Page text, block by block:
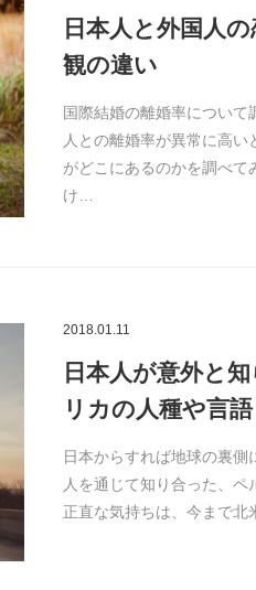
日本人と外国人
観の違い
国際結婚の離婚率について
人との離婚率が異常に高い
がどこにあるのかを調べて
け…
2018.01.11
日本人が意外と
リカの人種や言
日本からすれば地球の裏
人を通じて知り合った、ペ
正直な気持ちは、今まで北